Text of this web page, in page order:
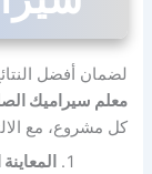
لضمان أفضل
معلم سيراميك
كل مشروع، مع